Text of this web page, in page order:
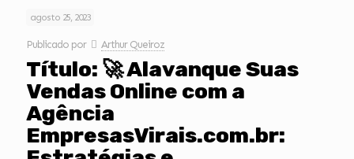
agosto 25, 2023
Publicado por Arthur Queiroz
Título: 🚀 Alavanque Suas
Vendas Online com a
Agência
EmpresasVirais.com.br: